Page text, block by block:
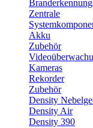
Zentrale
Akku
Zubehör
Kameras
Rekorder
Zubehör
Density
Density Air
Density 390